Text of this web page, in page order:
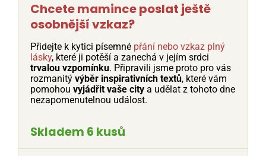
Chcete mamince poslat ještě
osobnější vzkaz?
Přidejte k kytici písemné přání nebo vzkaz plný
lásky, které ji potěší a zanechá v jejím srdci
trvalou vzpomínku. Připravili jsme proto pro vás
rozmanitý výběr inspirativních textů, které vám
pomohou vyjádřit vaše city a udělat z tohoto dne
nezapomenutelnou událost.
Skladem 6 kusů